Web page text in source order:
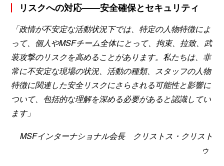
リスクへの対応——安全確保とセキュリティ
「政情が不安定な活動状況下では、特定の人物特徴によ
って、個人やMSFチーム全体にとって、拘束、拉致、武
装攻撃のリスクを高めることがあります。私たちは、非
常に不安定な現場の状況、活動の種類、スタッフの人物
特徴に関連した安全リスクにさらされる可能性と影響に
ついて、包括的な理解を深める必要があると認識してい
ます」
MSFインターナショナル会長 クリストス・クリスト
ゥ